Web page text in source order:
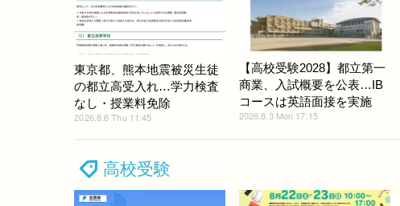
東京都、熊本地震被災生徒
の都立高受入れ…学力検査
なし・授業料免除
2026.8.6 Thu 11:45
【高校受験2028】都立第一
商業、入試概要を公表…IB
コースは英語面接を実施
2026.8.3 Mon 17:15
高校受験